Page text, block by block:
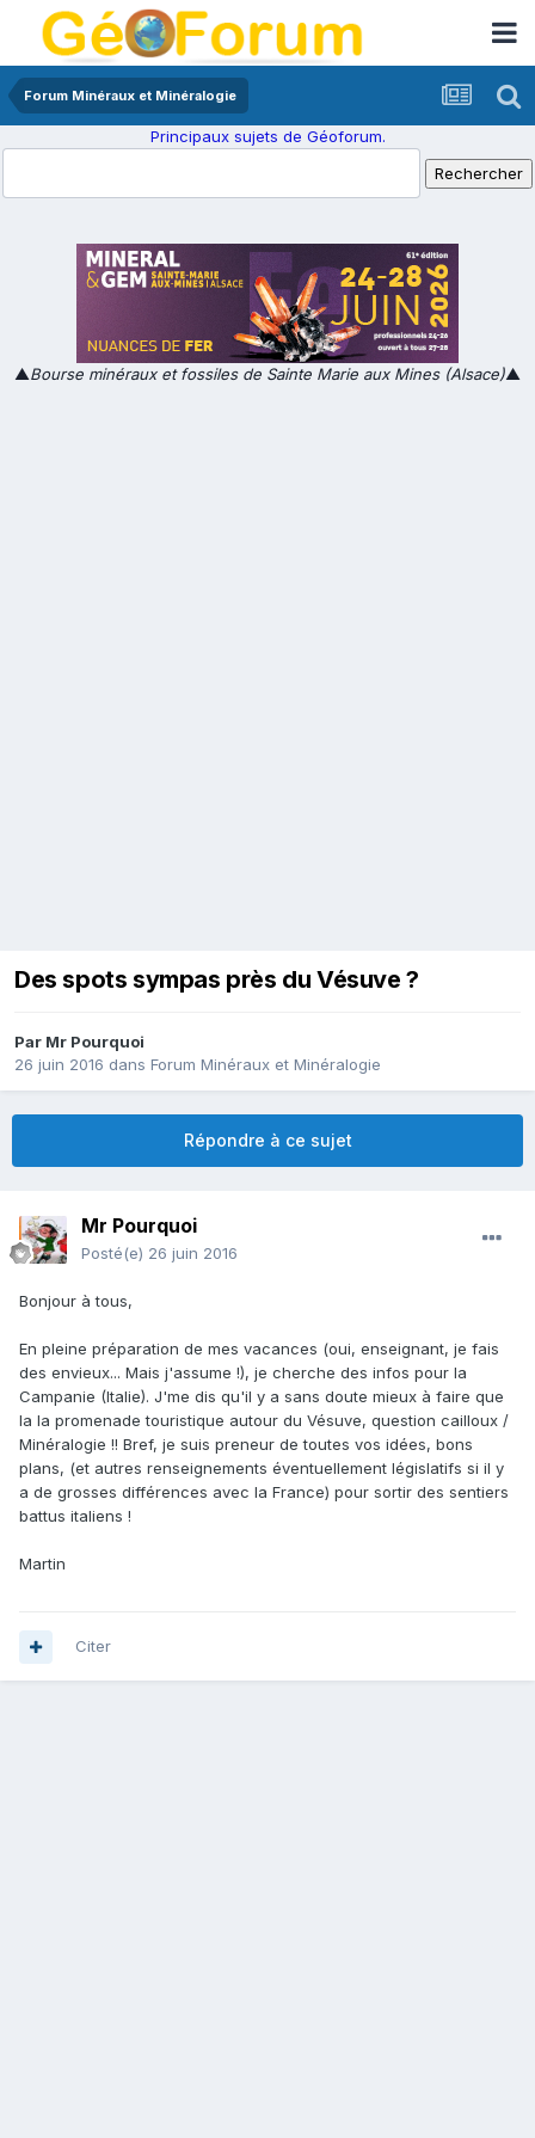
Forum Minéraux et Minéralogie
Principaux sujets de Géoforum.
▲Bourse minéraux et fossiles de Sainte Marie aux Mines (Alsace)▲
Des spots sympas près du Vésuve ?
Par Mr Pourquoi
26 juin 2016 dans Forum Minéraux et Minéralogie
Répondre à ce sujet
Mr Pourquoi
Posté(e) 26 juin 2016
Bonjour à tous,
En pleine préparation de mes vacances (oui, enseignant, je fais
des envieux... Mais j'assume !), je cherche des infos pour la
Campanie (Italie). J'me dis qu'il y a sans doute mieux à faire que
la la promenade touristique autour du Vésuve, question cailloux /
Minéralogie !! Bref, je suis preneur de toutes vos idées, bons
plans, (et autres renseignements éventuellement législatifs si il y
a de grosses différences avec la France) pour sortir des sentiers
battus italiens !
Martin
Citer